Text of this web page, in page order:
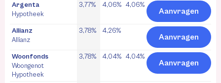
Argenta
Hypotheek
3,77% 4,06% 4,06%
Aanvragen
Allianz
Allianz
3,78% 4,26%
Aanvragen
Woonfonds
Woongenot
Hypotheek
3,78% 4,04% 4,04%
Aanvragen